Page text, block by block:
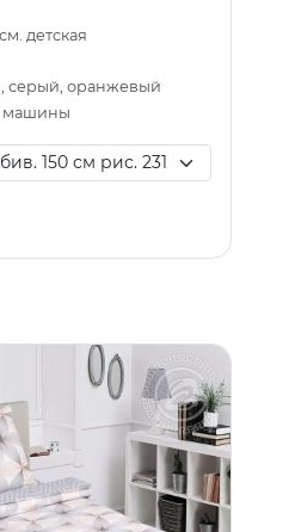
детская
серый, оранжевый
машины